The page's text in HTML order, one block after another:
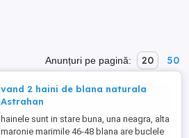
Anunțuri pe pagină: 20 50
vand 2 haini de blana naturala
Astrahan
hainele sunt in stare buna, una neagra, alta
maronie marimile 46-48 blana are buclele